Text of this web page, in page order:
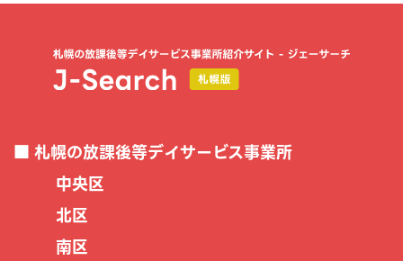
札幌の放課後等デイサービス事業所
中央区
北区
南区